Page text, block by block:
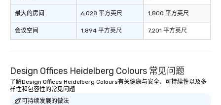
最大的房间
会议空间
6,028 平方英尺
1,894 平方英尺
1,800 平方英尺
7,201 平方英尺
Design Offices Heidelberg Colours 常见问题
了解Design Offices Heidelberg Colours有关健康与安全、可持续性以及多
样性和包容性的常见问题
可持续发展的做法